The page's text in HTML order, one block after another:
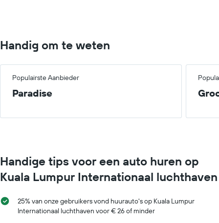
Handig om te weten
Populairste Aanbieder
Paradise
Handige tips voor een auto huren op
Kuala Lumpur Internationaal luchthaven
25% van onze gebruikers vond huurauto's op Kuala Lumpur
Internationaal luchthaven voor € 26 of minder